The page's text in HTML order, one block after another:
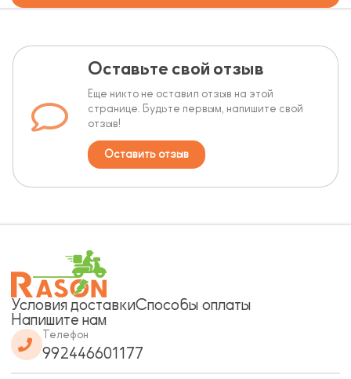
Оставьте свой отзыв
Еще никто не оставил отзыв на этой
странице. Будьте первым, напишите свой
отзыв!
Оставить отзыв
Условия доставкиСпособы оплаты
Напишите нам
Телефон
992446601177